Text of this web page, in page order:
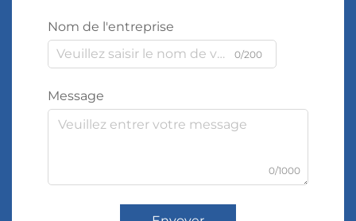
Nom de l'entreprise
0/200
Message
0/1000